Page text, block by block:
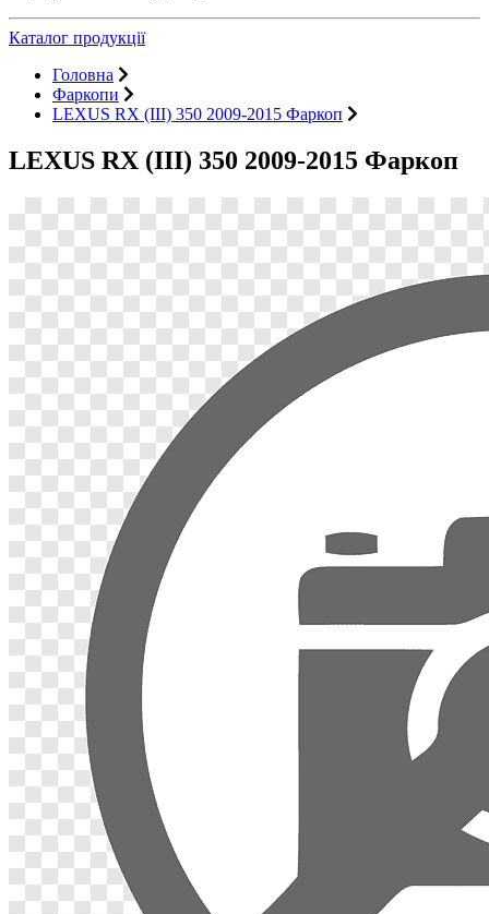
Каталог продукції
Головна
Фаркопи
LEXUS RX (III) 350 2009-2015 Фаркоп
LEXUS RX (III) 350 2009-2015 Фаркоп